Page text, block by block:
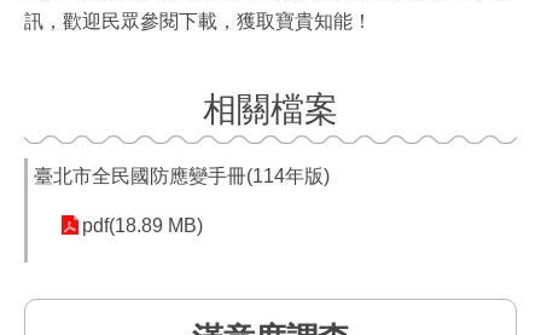
訊，歡迎民眾參閱下載，獲取寶貴知能！
相關檔案
臺北市全民國防應變手冊(114年版)
pdf(18.89 MB)